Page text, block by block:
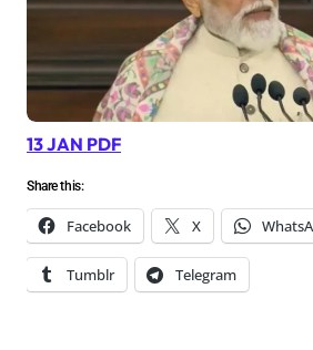
13 JAN PDF
Share this:
Facebook X
Tumblr Telegram